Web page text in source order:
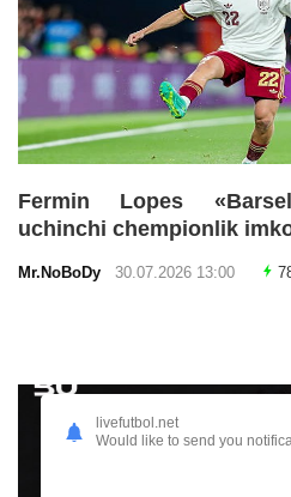
Fermin Lopes
uchinchi chempionlik
Mr.NoBoDy 30.07.2026 13:00
livefutbol.net
Would like to send you